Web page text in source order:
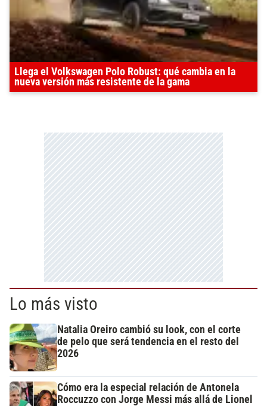
Llega el Volkswagen Polo Robust: qué cambia en la
nueva versión más resistente de la gama
Lo más visto
Natalia Oreiro cambió su look, con el corte
de pelo que será tendencia en el resto del
2026
Cómo era la especial relación de Antonela
Roccuzzo con Jorge Messi más allá de Lionel